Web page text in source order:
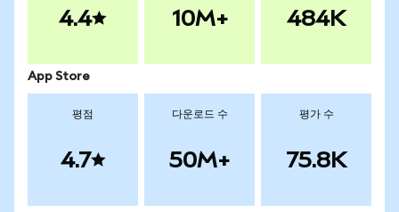
4.4 10M+ 484K
App Store
평점
4.7
다운로드 수
50M+
평가 수
75.8K